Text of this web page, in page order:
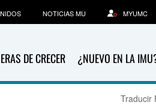
DE CRECER ¿NUEVO EN LA
NOTICIAS MU MYUMC
Traducir